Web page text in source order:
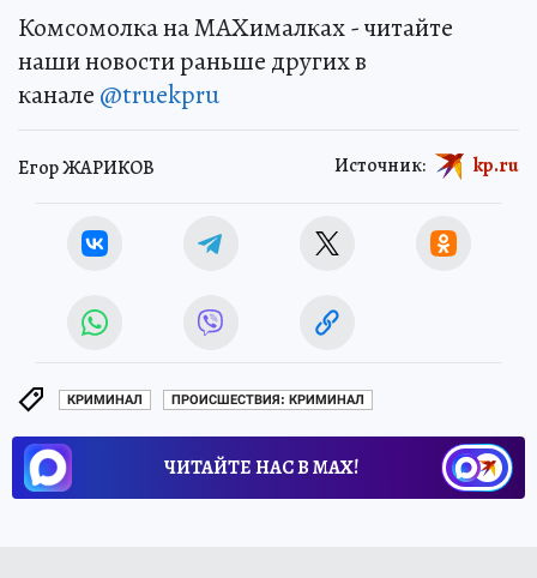
Комсомолка на MAXималках - читайте
наши новости раньше других в
канале @truekpru
Егор ЖАРИКОВ Источник: kp.ru
КРИМИНАЛ ПРОИСШЕСТВИЯ: КРИМИНАЛ
ЧИТАЙТЕ НАС В МАХ!